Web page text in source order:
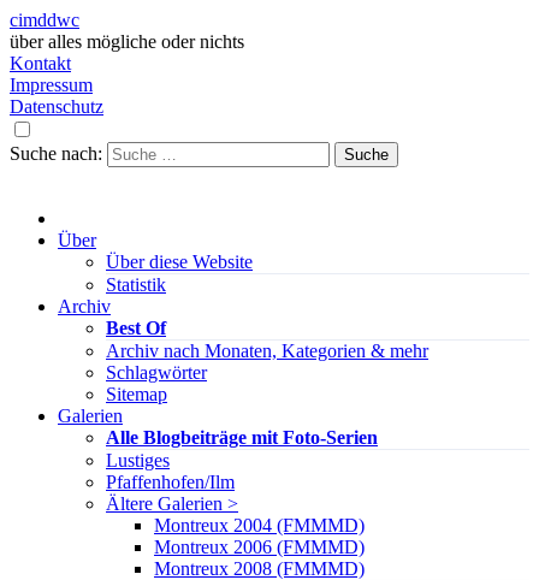
cimddwc
über alles mögliche oder nichts
Kontakt
Impressum
Datenschutz
Suche nach:
Über
Über diese Website
Statistik
Archiv
Best Of
Archiv nach Monaten, Kategorien & mehr
Schlagwörter
Sitemap
Galerien
Alle Blogbeiträge mit Foto-Serien
Lustiges
Pfaffenhofen/Ilm
Ältere Galerien >
Montreux 2004 (FMMMD)
Montreux 2006 (FMMMD)
Montreux 2008 (FMMMD)